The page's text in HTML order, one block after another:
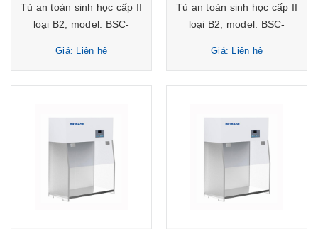
Tủ an toàn sinh học cấp II
loại B2, model: BSC-
Giá: Liên hệ
Tủ an toàn sinh học cấp II
loại B2, model: BSC-
Giá: Liên hệ